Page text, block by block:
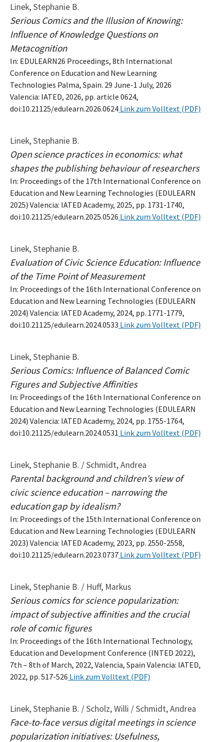
Linek, Stephanie B.
Serious Comics and the Illusion of Knowing:
Influence of Knowledge Questions on
Metacognition
In: EDULEARN26 Proceedings, 8th International
Conference on Education and New Learning
Technologies Palma, Spain. 29 June-1 July, 2026
Valencia: IATED, 2026, pp. article 0624,
doi:10.21125/edulearn.2026.0624 Link zum Volltext (PDF)
Linek, Stephanie B.
Open science practices in economics: what
shapes the publishing behaviour of researchers
In: Proceedings of the 17th International Conference on
Education and New Learning Technologies (EDULEARN
2025) Valencia: IATED Academy, 2025, pp. 1731-1740,
doi:10.21125/edulearn.2025.0526 Link zum Volltext (PDF)
Linek, Stephanie B.
Evaluation of Civic Science Education: Influence
of the Time Point of Measurement
In: Proceedings of the 16th International Conference on
Education and New Learning Technologies (EDULEARN
2024) Valencia: IATED Academy, 2024, pp. 1771-1779,
doi:10.21125/edulearn.2024.0533 Link zum Volltext (PDF)
Linek, Stephanie B.
Serious Comics: Influence of Balanced Comic
Figures and Subjective Affinities
In: Proceedings of the 16th International Conference on
Education and New Learning Technologies (EDULEARN
2024) Valencia: IATED Academy, 2024, pp. 1755-1764,
doi:10.21125/edulearn.2024.0531 Link zum Volltext (PDF)
Linek, Stephanie B. / Schmidt, Andrea
Parental background and children’s view of
civic science education – narrowing the
education gap by idealism?
In: Proceedings of the 15th International Conference on
Education and New Learning Technologies (EDULEARN
2023) Valencia: IATED Academy, 2023, pp. 2550-2558,
doi:10.21125/edulearn.2023.0737 Link zum Volltext (PDF)
Linek, Stephanie B. / Huff, Markus
Serious comics for science popularization:
impact of subjective affinities and the crucial
role of comic figures
In: Proceedings of the 16th International Technology,
Education and Development Conference (INTED 2022),
7th – 8th of March, 2022, Valencia, Spain Valencia: IATED,
2022, pp. 517-526 Link zum Volltext (PDF)
Linek, Stephanie B. / Scholz, Willi / Schmidt, Andrea
Face-to-face versus digital meetings in science
popularization initiatives: Usefulness,